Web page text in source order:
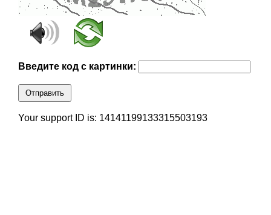
Введите код с картинки:
Отправить
Your support ID is: 14141199133315503193